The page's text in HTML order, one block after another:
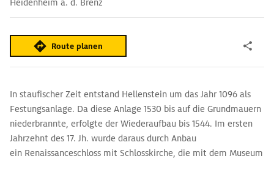
Heidenheim a. d. Brenz
Route planen
In staufischer Zeit entstand Hellenstein um das Jahr 1096 als
Festungsanlage. Da diese Anlage 1530 bis auf die Grundmauern
niederbrannte, erfolgte der Wiederaufbau bis 1544. Im ersten
Jahrzehnt des 17. Jh. wurde daraus durch Anbau
ein Renaissanceschloss mit Schlosskirche, die mit dem Museum